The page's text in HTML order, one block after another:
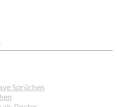
Sprüchen